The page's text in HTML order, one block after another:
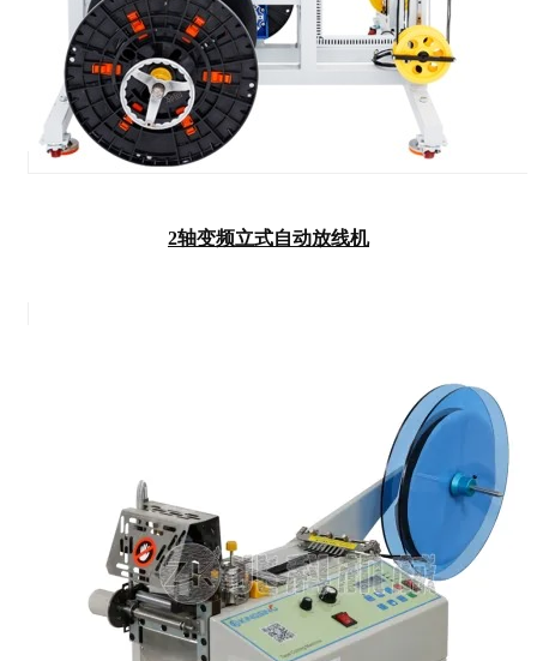
2轴变频立式自动放线机